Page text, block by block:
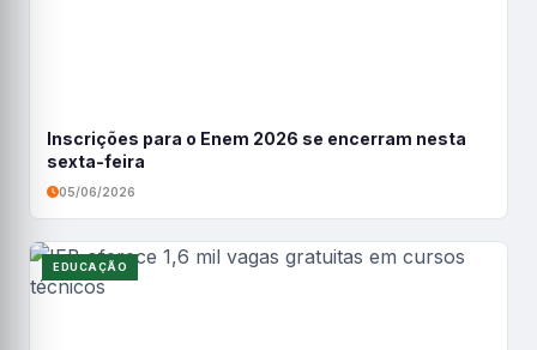
Inscrições para o Enem 2026 se encerram nesta
sexta-feira
05/06/2026
EDUCAÇÃO